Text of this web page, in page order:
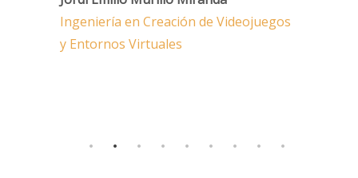
Ingeniería en Creación de Videojuegos
y Entornos Virtuales